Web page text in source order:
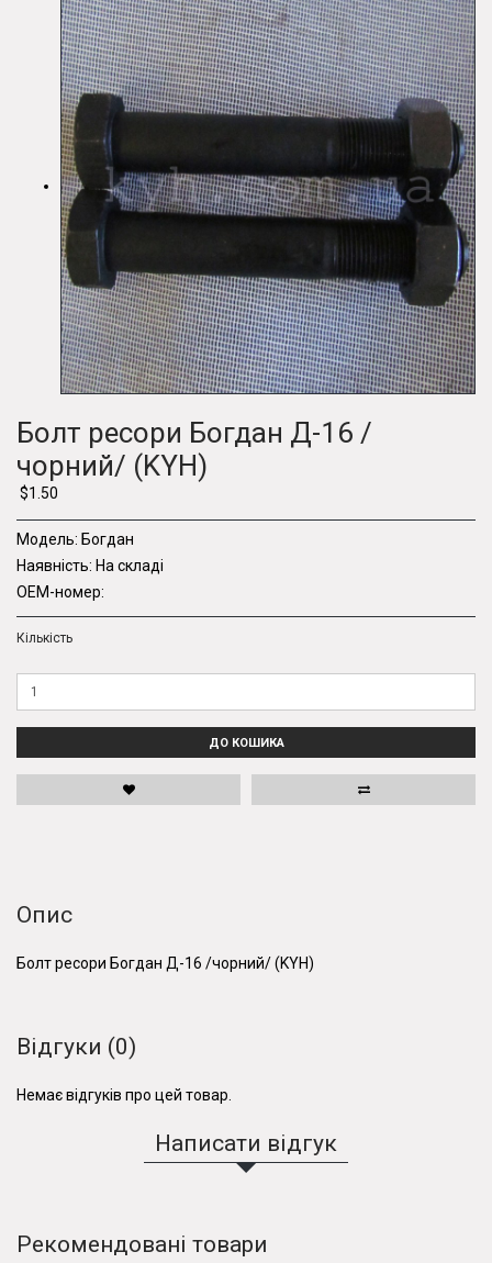
Болт ресори Богдан Д-16 /
чорний/ (KYH)
$1.50
Модель: Богдан
Наявність: На складі
OEM-номер:
Кількість
ДО КОШИКА
Опис
Болт ресори Богдан Д-16 /чорний/ (KYH)
Відгуки (0)
Немає відгуків про цей товар.
Написати відгук
Рекомендовані товари